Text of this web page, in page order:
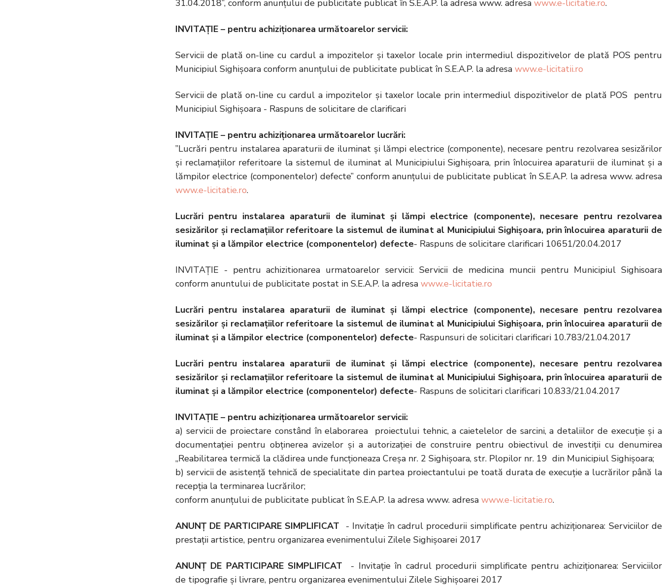
31.04.2018”, conform anunțului de publicitate publicat în S.E.A.P. la adresa www. adresa www.e-licitatie.ro.
INVITAȚIE – pentru achiziționarea următoarelor servicii:
Servicii de plată on-line cu cardul a impozitelor și taxelor locale prin intermediul dispozitivelor de plată POS pentru
Municipiul Sighișoara conform anunțului de publicitate publicat în S.E.A.P. la adresa www.e-licitatii.ro
Servicii de plată on-line cu cardul a impozitelor şi taxelor locale prin intermediul dispozitivelor de plată POS pentru
Municipiul Sighişoara - Raspuns de solicitare de clarificari
INVITAȚIE – pentru achiziționarea următoarelor lucrări:
”Lucrări pentru instalarea aparaturii de iluminat și lămpi electrice (componente), necesare pentru rezolvarea sesizărilor
și reclamațiilor referitoare la sistemul de iluminat al Municipiului Sighişoara, prin înlocuirea aparaturii de iluminat și a
lămpilor electrice (componentelor) defecte” conform anunțului de publicitate publicat în S.E.A.P. la adresa www. adresa
www.e-licitatie.ro.
Lucrări pentru instalarea aparaturii de iluminat și lămpi electrice (componente), necesare pentru rezolvarea
sesizărilor și reclamațiilor referitoare la sistemul de iluminat al Municipiului Sighişoara, prin înlocuirea aparaturii de
iluminat și a lămpilor electrice (componentelor) defecte- Raspuns de solicitare clarificari 10651/20.04.2017
INVITAȚIE - pentru achizitionarea urmatoarelor servicii: Servicii de medicina muncii pentru Municipiul Sighisoara
conform anuntului de publicitate postat in S.E.A.P. la adresa www.e-licitatie.ro
Lucrări pentru instalarea aparaturii de iluminat și lămpi electrice (componente), necesare pentru rezolvarea
sesizărilor și reclamațiilor referitoare la sistemul de iluminat al Municipiului Sighişoara, prin înlocuirea aparaturii de
iluminat și a lămpilor electrice (componentelor) defecte- Raspunsuri de solicitari clarificari 10.783/21.04.2017
Lucrări pentru instalarea aparaturii de iluminat și lămpi electrice (componente), necesare pentru rezolvarea
sesizărilor și reclamațiilor referitoare la sistemul de iluminat al Municipiului Sighişoara, prin înlocuirea aparaturii de
iluminat și a lămpilor electrice (componentelor) defecte- Raspuns de solicitari clarificari 10.833/21.04.2017
INVITAȚIE – pentru achiziționarea următoarelor servicii:
a) servicii de proiectare constând în elaborarea proiectului tehnic, a caietelelor de sarcini, a detaliilor de execuţie şi a
documentaţiei pentru obţinerea avizelor și a autorizaţiei de construire pentru obiectivul de investiţii cu denumirea
„Reabilitarea termică la clădirea unde funcționeaza Creșa nr. 2 Sighișoara, str. Plopilor nr. 19 din Municipiul Sighişoara;
b) servicii de asistență tehnică de specialitate din partea proiectantului pe toată durata de execuție a lucrărilor până la
recepția la terminarea lucrărilor;
conform anunțului de publicitate publicat în S.E.A.P. la adresa www. adresa www.e-licitatie.ro.
ANUNȚ DE PARTICIPARE SIMPLIFICAT - Invitație în cadrul procedurii simplificate pentru achiziționarea: Serviciilor de
prestații artistice, pentru organizarea evenimentului Zilele Sighișoarei 2017
ANUNȚ DE PARTICIPARE SIMPLIFICAT - Invitație în cadrul procedurii simplificate pentru achiziționarea: Serviciilor
de tipografie și livrare, pentru organizarea evenimentului Zilele Sighișoarei 2017